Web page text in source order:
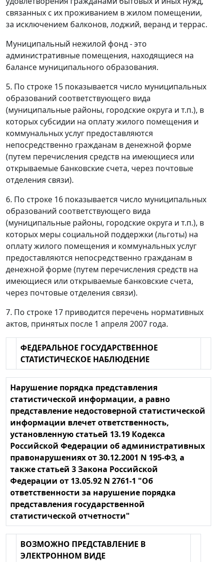
связанных с их проживанием в жилом помещении,
за исключением балконов, лоджий, веранд и террас.
Муниципальный нежилой фонд - это
административные помещения, находящиеся на
балансе муниципального образования.
5. По строке 15 показывается число муниципальных
образований соответствующего вида
(муниципальные районы, городские округа и т.п.), в
которых субсидии на оплату жилого помещения и
коммунальных услуг предоставляются
непосредственно гражданам в денежной форме
(путем перечисления средств на имеющиеся или
открываемые банковские счета, через почтовые
отделения связи).
6. По строке 16 показывается число муниципальных
образований соответствующего вида
(муниципальные районы, городские округа и т.п.), в
которых меры социальной поддержки (льготы) на
оплату жилого помещения и коммунальных услуг
предоставляются непосредственно гражданам в
денежной форме (путем перечисления средств на
имеющиеся или открываемые банковские счета,
через почтовые отделения связи).
7. По строке 17 приводится перечень нормативных
актов, принятых после 1 апреля 2007 года.
ФЕДЕРАЛЬНОЕ ГОСУДАРСТВЕННОЕ
СТАТИСТИЧЕСКОЕ НАБЛЮДЕНИЕ
Нарушение порядка представления
статистической информации, а равно
представление недостоверной статистической
информации влечет ответственность,
установленную статьей 13.19 Кодекса
Российской Федерации об административных
правонарушениях от 30.12.2001 N 195-ФЗ, а
также статьей 3 Закона Российской
Федерации от 13.05.92 N 2761-1 "Об
ответственности за нарушение порядка
представления государственной
статистической отчетности"
ВОЗМОЖНО ПРЕДСТАВЛЕНИЕ В
ЭЛЕКТРОННОМ ВИДЕ